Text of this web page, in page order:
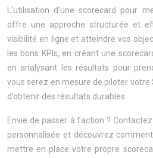
L’utilisation d’une scorecard pour
offre une approche structurée et
visibilité en ligne et atteindre vos
les bons KPIs, en créant une
en analysant les résultats pour
vous serez en mesure de piloter votre
d’obtenir des résultats durables.
Envie de passer à l’action ?
personnalisée et découvrez
mettre en place votre propre